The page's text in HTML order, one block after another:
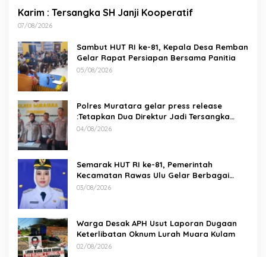
Karim : Tersangka SH Janji Kooperatif
07/08/2026
Sambut HUT RI ke-81, Kepala Desa Remban
Gelar Rapat Persiapan Bersama Panitia
05/08/2026
Polres Muratara gelar press release
:Tetapkan Dua Direktur Jadi Tersangka
Kecelakaan Maut antara Bus ALS dan
04/08/2026
Semarak HUT RI ke-81, Pemerintah
Kecamatan Rawas Ulu Gelar Berbagai
Lomba
03/08/2026
Warga Desak APH Usut Laporan Dugaan
Keterlibatan Oknum Lurah Muara Kulam
02/08/2026